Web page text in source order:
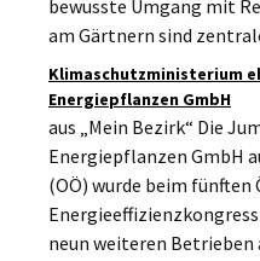
bewusste Umgang mit
am Gärtnern sind
Klimaschutzministerium
Energiepflanzen GmbH
aus „Mein Bezirk“ Die
Energiepflanzen GmbH
(OÖ) wurde beim fünften
neun weiteren Betrieben